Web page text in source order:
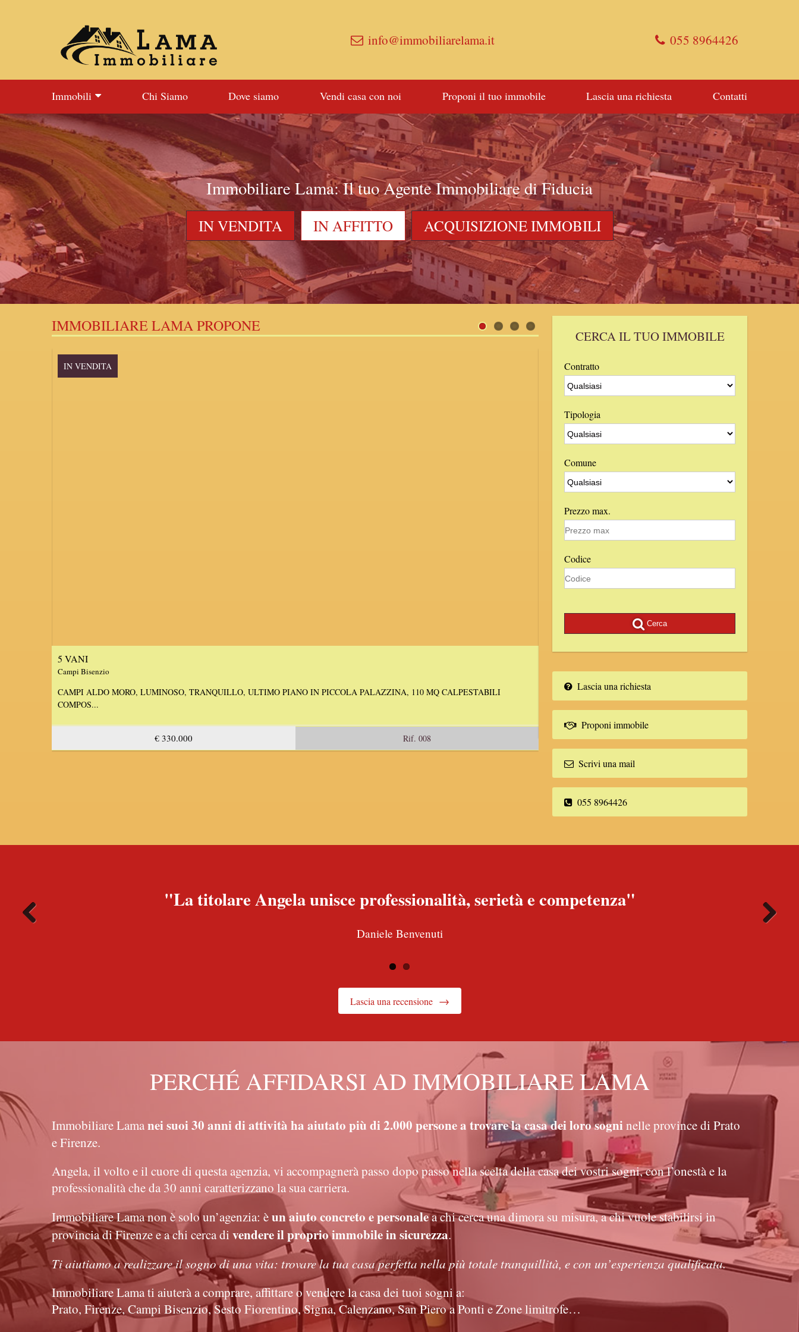
info@immobiliarelama.it 055 8964426
Immobili Chi Siamo Dove siamo Vendi casa con noi Proponi il tuo immobile Lascia una richiesta Contatti
Immobiliare Lama: Il tuo Agente Immobiliare di Fiducia
IN VENDITA IN AFFITTO ACQUISIZIONE IMMOBILI
IMMOBILIARE LAMA PROPONE
IN VENDITA
5 VANI
Campi Bisenzio
CAMPI ALDO MORO, LUMINOSO, TRANQUILLO, ULTIMO PIANO IN PICCOLA PALAZZINA, 110 MQ CALPESTABILI
COMPOS...
€ 330.000 Rif. 008
IN VENDITA
Campi Bisenzio
CAMPI PRESSI POSTE IN CONTESTO TRANQUILLO E VICINO
€ 268.000
1 2 3 4 CERCA IL TUO IMMOBILE
Contratto
Tipologia
Comune
Prezzo max.
Codice
Cerca
Lascia una richiesta
Proponi immobile
Scrivi una mail
055 8964426
"La titolare Angela unisce professionalità, serietà e competenza"
Daniele Benvenuti
Lascia una recensione →
PERCHÉ AFFIDARSI AD IMMOBILIARE LAMA
Immobiliare Lamanei suoi 30 anni di attività ha aiutato più di 2.000 persone a trovare la casa dei loro sogninelle province di Prato
e Firenze.
Angela, il volto e il cuore di questa agenzia, vi accompagnerà passo dopo passo nella scelta della casa dei vostri sogni, con l’onestà e la
professionalità che da 30 anni caratterizzano la sua carriera.
Immobiliare Lama non è solo un’agenzia: èun aiuto concreto e personalea chi cerca una dimora su misura, a chi vuole stabilirsi in
provincia di Firenze e a chi cerca di vendere il proprio immobile in sicurezza.
Ti aiutiamo a realizzare il sogno di una vita: trovare la tua casa perfetta nella più totale tranquillità, e con un’esperienza qualificata.
Immobiliare Lama ti aiuterà a comprare, affittare o vendere la casa dei tuoi sogni a:
Prato, Firenze, Campi Bisenzio, Sesto Fiorentino, Signa, Calenzano, San Piero a Ponti e Zone limitrofe…